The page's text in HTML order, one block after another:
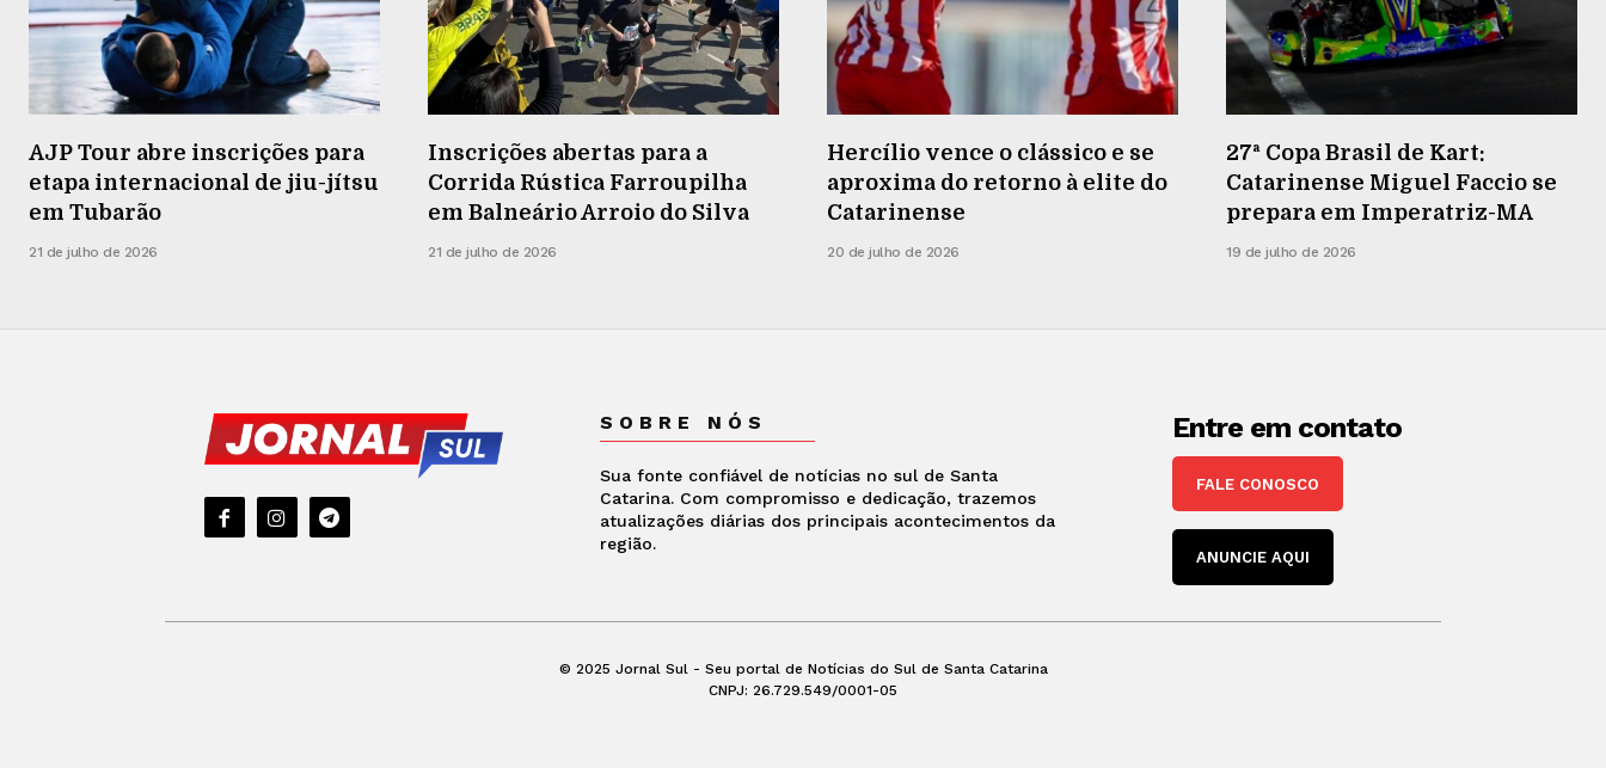
AJP Tour abre inscrições para
etapa internacional de jiu-jítsu
em Tubarão
21 de julho de 2026
Inscrições abertas para a
Corrida Rústica Farroupilha
em Balneário Arroio do Silva
21 de julho de 2026
Hercílio vence o clássico e se
aproxima do retorno à elite do
Catarinense
20 de julho de 2026
27ª Copa Brasil de Kart:
Catarinense Miguel Faccio se
prepara em Imperatriz-MA
19 de julho de 2026
SOBRE NÓS
Sua fonte confiável de notícias no sul de Santa
Catarina. Com compromisso e dedicação, trazemos
atualizações diárias dos principais acontecimentos da
região.
Entre em contato
FALE CONOSCO
ANUNCIE AQUI
© 2025 Jornal Sul - Seu portal de Notícias do Sul de Santa Catarina
CNPJ: 26.729.549/0001-05